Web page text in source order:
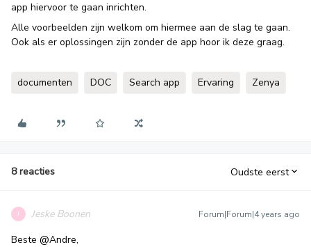
app hiervoor te gaan inrichten.
Alle voorbeelden zijn welkom om hiermee aan de slag te gaan.
Ook als er oplossingen zijn zonder de app hoor ik deze graag.
documenten DOC Search app Ervaring Zenya
8 reacties Oudste eerst
J Jeske Boonen Forum|Forum|4 years ago
Beste @Andre,